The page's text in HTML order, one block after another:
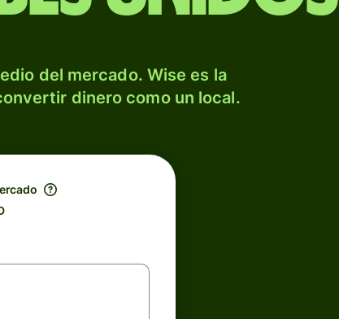
del mercado. Wise es la
dinero como un local.